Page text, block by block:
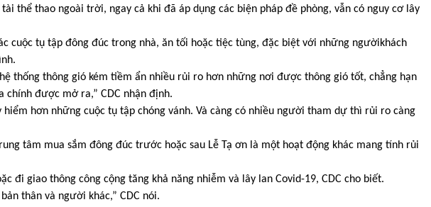
thể thao ngoài trời, ngay cả khi đã áp dụng các biện pháp đề phòng, vẫn có nguy cơ lây
cuộc tụ tập đông đúc trong nhà, ăn tối hoặc tiệc tùng, đặc biệt với những ngườikhách
thống thông gió kém tiềm ẩn nhiều rủi ro hơn những nơi được thông gió tốt, chẳng hạn
chính được mở ra,” CDC nhận định.
hiểm hơn những cuộc tụ tập chóng vánh. Và càng có nhiều người tham dự thì rủi ro càng
tâm mua sắm đông đúc trước hoặc sau Lễ Tạ ơn là một hoạt động khác mang tính rủi
đi giao thông công cộng tăng khả năng nhiễm và lây lan Covid-19, CDC cho biết.
thân và người khác,” CDC nói.